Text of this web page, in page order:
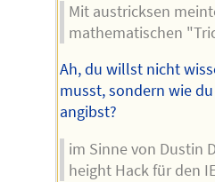
Mit austricksen
mathematischen
Ah, du willst nicht
musst, sondern wie
angibst?
im Sinne von Dustin
height Hack für den